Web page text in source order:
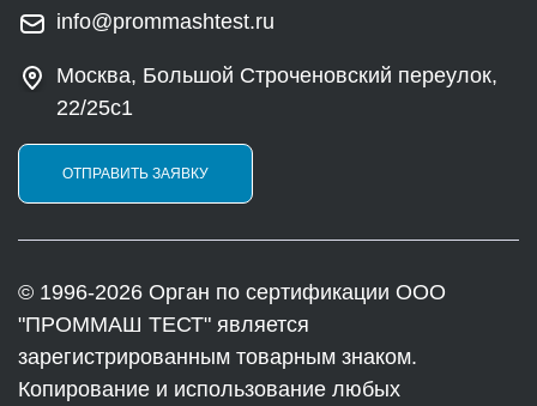
info@prommashtest.ru
Москва, Большой Строченовский переулок,
22/25с1
ОТПРАВИТЬ ЗАЯВКУ
© 1996-2026 Орган по сертификации ООО
"ПРОММАШ ТЕСТ" является
зарегистрированным товарным знаком.
Копирование и использование любых